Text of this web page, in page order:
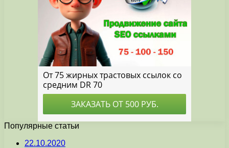
Популярные статьи
22.10.2020